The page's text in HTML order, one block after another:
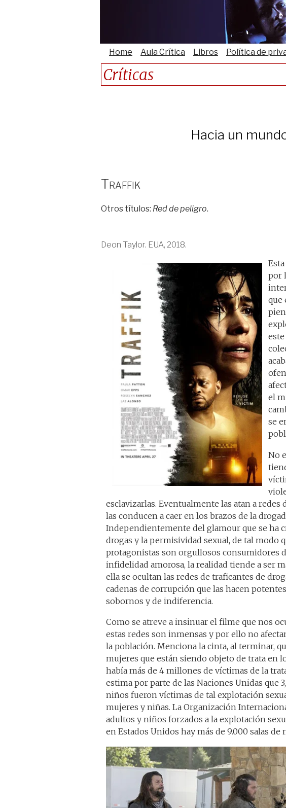
Home Aula Crítica Libros Política de
Críticas
Hacia un
Traffik
Otros títulos: Red de peligro.
Deon Taylor. EUA, 2018.
por
que
el
se
No
esclavizarlas. Eventualmente las atan a
las conducen a caer en los brazos de la
Independientemente del glamour que se ha
drogas y la permisividad sexual, de tal modo
protagonistas son orgullosos consumidores
infidelidad amorosa, la realidad tiende a ser
ella se ocultan las redes de traficantes de
cadenas de corrupción que las hacen
sobornos y de indiferencia.
Como se atreve a insinuar el filme que nos
estas redes son inmensas y por ello no
la población. Menciona la cinta, al terminar,
mujeres que están siendo objeto de trata en
había más de 4 millones de víctimas de la
estima por parte de las Naciones Unidas que
niños fueron víctimas de tal explotación
mujeres y niñas. La Organización
adultos y niños forzados a la explotación
en Estados Unidos hay más de 9.000 salas